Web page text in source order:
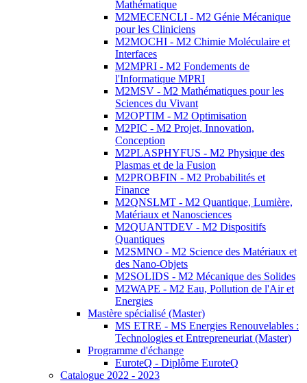
Mathématique
M2MECENCLI - M2 Génie Mécanique
pour les Cliniciens
M2MOCHI - M2 Chimie Moléculaire et
Interfaces
M2MPRI - M2 Fondements de
l'Informatique MPRI
M2MSV - M2 Mathématiques pour les
Sciences du Vivant
M2OPTIM - M2 Optimisation
M2PIC - M2 Projet, Innovation,
Conception
M2PLASPHYFUS - M2 Physique des
Plasmas et de la Fusion
M2PROBFIN - M2 Probabilités et
Finance
M2QNSLMT - M2 Quantique, Lumière,
Matériaux et Nanosciences
M2QUANTDEV - M2 Dispositifs
Quantiques
M2SMNO - M2 Science des Matériaux et
des Nano-Objets
M2SOLIDS - M2 Mécanique des Solides
M2WAPE - M2 Eau, Pollution de l'Air et
Energies
Mastère spécialisé (Master)
MS ETRE - MS Energies Renouvelables :
Technologies et Entrepreneuriat (Master)
Programme d'échange
EuroteQ - Diplôme EuroteQ
Catalogue 2022 - 2023